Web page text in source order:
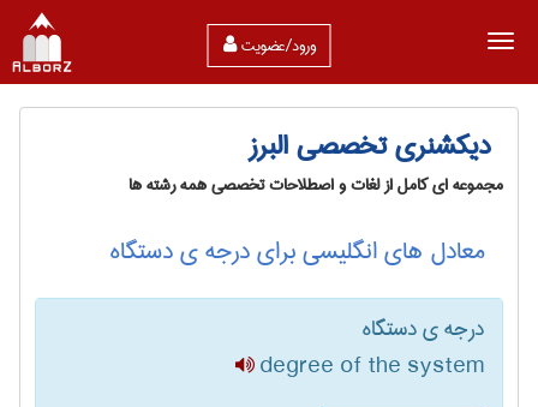
ورود/عضویت
دیکشنری تخصصی البرز
مجموعه ای کامل از لغات و اصطلاحات تخصصی همه رشته ها
معادل های انگلیسی برای درجه ی دستگاه
درجه ی دستگاه
degree of the system